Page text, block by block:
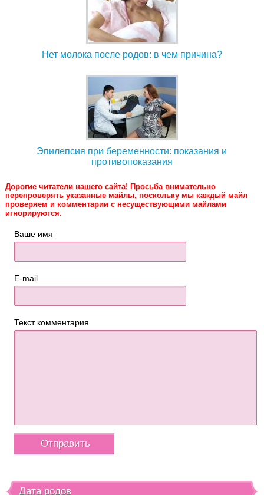
Нет молока после родов: в чем причина?
Эпилепсия при беременности: показания и
противопоказания
Дорогие читатели нашего сайта! Просьба внимательно
перепроверять указанные майлы, поскольку мы каждый майл
проверяем и комментарии с несуществующими майлами
игнорируются.
Ваше имя
E-mail
Текст комментария
Дата родов